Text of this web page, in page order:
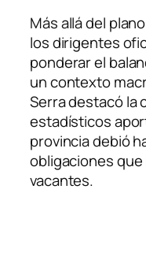
Más allá del
los dirigentes
ponderar el
un contexto
Serra destacó la
estadísticos
provincia debió
obligaciones que
vacantes.